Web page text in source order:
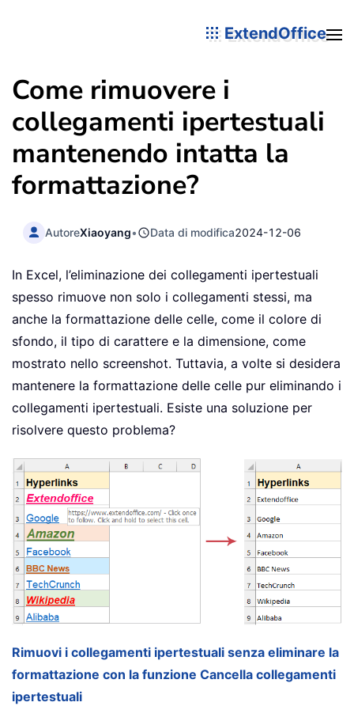
ExtendOffice
Come rimuovere i
collegamenti ipertestuali
mantenendo intatta la
formattazione?
AutoreXiaoyang• Data di modifica2024-12-06
In Excel, l’eliminazione dei collegamenti ipertestuali
spesso rimuove non solo i collegamenti stessi, ma
anche la formattazione delle celle, come il colore di
sfondo, il tipo di carattere e la dimensione, come
mostrato nello screenshot. Tuttavia, a volte si desidera
mantenere la formattazione delle celle pur eliminando i
collegamenti ipertestuali. Esiste una soluzione per
risolvere questo problema?
Rimuovi i collegamenti ipertestuali senza eliminare la
formattazione con la funzione Cancella collegamenti
ipertestuali